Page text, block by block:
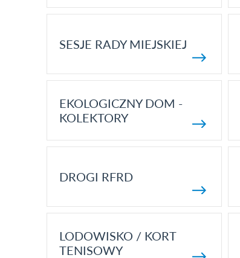
SESJE RADY MIEJSKIEJ
EKOLOGICZNY DOM -
KOLEKTORY
DROGI RFRD
LODOWISKO / KORT
TENISOWY